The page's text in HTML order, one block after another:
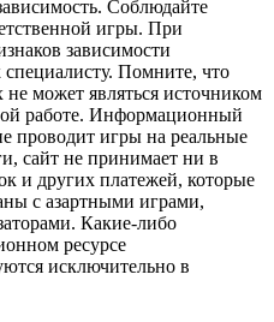
Соблюдайте
игры. При
зависимости
специалисту. Помните, что
не может являться источником
работе. Информационный
проводит игры на реальные
сайт не принимает ни в
и других платежей, которые
с азартными играми,
Какие-либо
ресурсе
исключительно в